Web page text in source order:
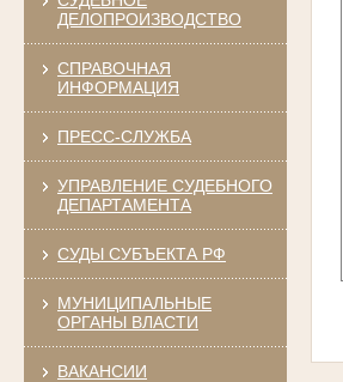
ДЕЛОПРОИЗВОДСТВО
СПРАВОЧНАЯ
ИНФОРМАЦИЯ
ПРЕСС-СЛУЖБА
УПРАВЛЕНИЕ СУДЕБНОГО
ДЕПАРТАМЕНТА
СУДЫ СУБЪЕКТА РФ
МУНИЦИПАЛЬНЫЕ
ОРГАНЫ ВЛАСТИ
ВАКАНСИИ